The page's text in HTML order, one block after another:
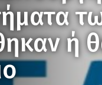
ή